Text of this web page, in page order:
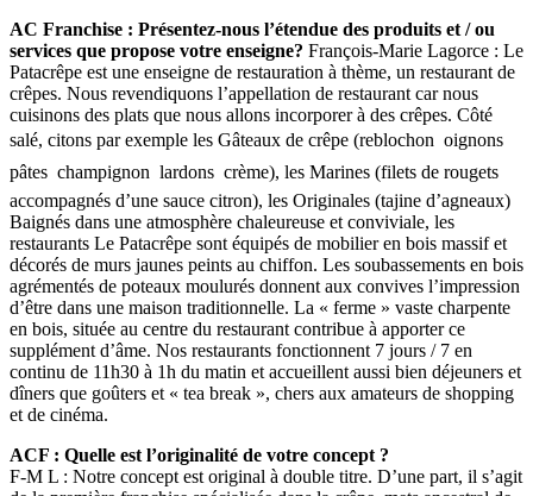
AC Franchise : Présentez-nous l’étendue des produits et / ou
services que propose votre enseigne? François-Marie Lagorce : Le
Patacrêpe est une enseigne de restauration à thème, un restaurant de
crêpes. Nous revendiquons l’appellation de restaurant car nous
cuisinons des plats que nous allons incorporer à des crêpes. Côté
salé, citons par exemple les Gâteaux de crêpe (reblochon  oignons 
pâtes  champignon  lardons  crème), les Marines (filets de rougets
accompagnés d’une sauce citron), les Originales (tajine d’agneaux)
Baignés dans une atmosphère chaleureuse et conviviale, les
restaurants Le Patacrêpe sont équipés de mobilier en bois massif et
décorés de murs jaunes peints au chiffon. Les soubassements en bois
agrémentés de poteaux moulurés donnent aux convives l’impression
d’être dans une maison traditionnelle. La « ferme » vaste charpente
en bois, située au centre du restaurant contribue à apporter ce
supplément d’âme. Nos restaurants fonctionnent 7 jours / 7 en
continu de 11h30 à 1h du matin et accueillent aussi bien déjeuners et
dîners que goûters et « tea break », chers aux amateurs de shopping
et de cinéma.
ACF : Quelle est l’originalité de votre concept ?
F-M L : Notre concept est original à double titre. D’une part, il s’agit